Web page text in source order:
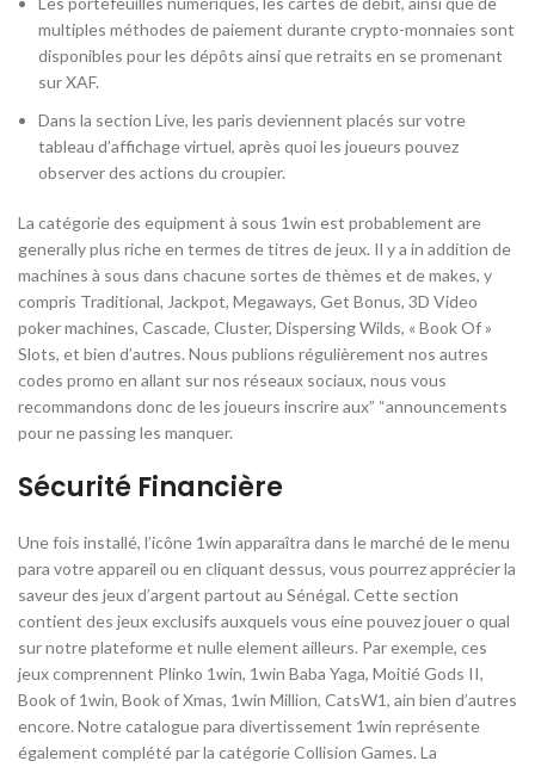
multiples méthodes de paiement durante crypto-monnaies sont
disponibles pour les dépôts ainsi que retraits en se promenant
sur XAF.
Dans la section Live, les paris deviennent placés sur votre
tableau d’affichage virtuel, après quoi les joueurs pouvez
observer des actions du croupier.
La catégorie des equipment à sous 1win est probablement are
generally plus riche en termes de titres de jeux. Il y a in addition de
machines à sous dans chacune sortes de thèmes et de makes, y
compris Traditional, Jackpot, Megaways, Get Bonus, 3D Video
poker machines, Cascade, Cluster, Dispersing Wilds, « Book Of »
Slots, et bien d’autres. Nous publions régulièrement nos autres
codes promo en allant sur nos réseaux sociaux, nous vous
recommandons donc de les joueurs inscrire aux” “announcements
pour ne passing les manquer.
Sécurité Financière
Une fois installé, l’icône 1win apparaîtra dans le marché de le menu
para votre appareil ou en cliquant dessus, vous pourrez apprécier la
saveur des jeux d’argent partout au Sénégal. Cette section
contient des jeux exclusifs auxquels vous eine pouvez jouer o qual
sur notre plateforme et nulle element ailleurs. Par exemple, ces
jeux comprennent Plinko 1win, 1win Baba Yaga, Moitié Gods II,
Book of 1win, Book of Xmas, 1win Million, CatsW1, ain bien d’autres
encore. Notre catalogue para divertissement 1win représente
également complété par la catégorie Collision Games. La